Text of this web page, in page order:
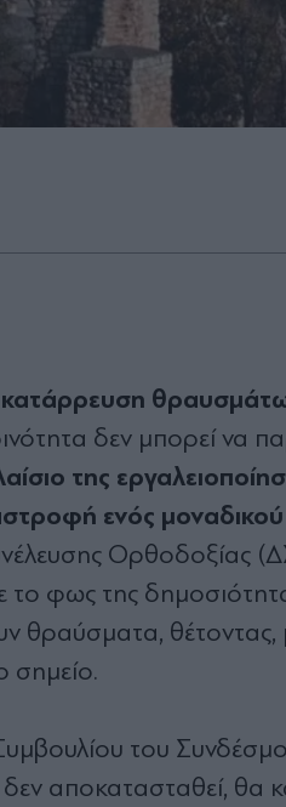
κατάρρευση
δεν μπορεί να
της
ενός
Ορθοδοξίας
το φως της
θραύσματα, θέτοντας,
σημείο.
του
αποκατασταθεί, θα